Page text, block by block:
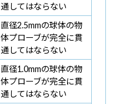
通してはならない
直径2.5mmの球体の物
体プローブが完全に貫
通してはならない
直径1.0mmの球体の物
体プローブが完全に貫
通してはならない